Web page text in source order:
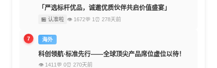
「严选标杆优品，诚邀优质伙伴共启价值盛宴」
🏪 认准啦 👁 1672💬 1 ⏰ 278天前
7 海外
科创领航·标准先行——全球顶尖产品席位虚位以待！
👁 1411 💬 0⏰ 270天前